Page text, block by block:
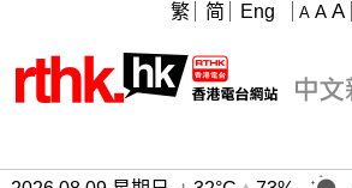
A A A
繁 简 Eng